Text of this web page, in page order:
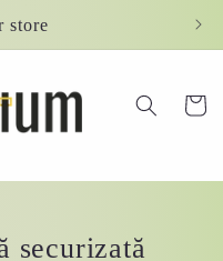
store
Cart
securizată